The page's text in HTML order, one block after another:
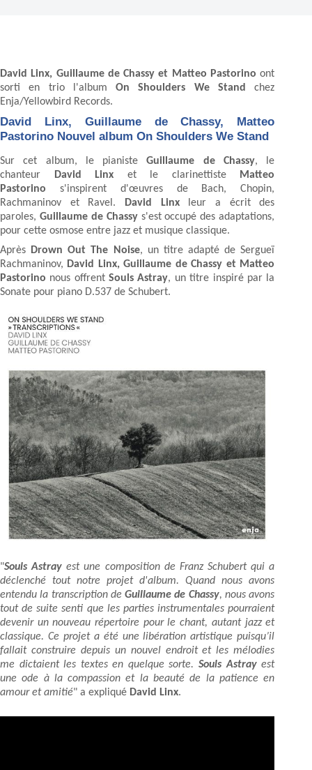
David Linx, Guillaume de Chassy et Matteo Pastorino ont
sorti en trio l'albumOn Shoulders We Stand
chez
Enja/Yellowbird Records.
David Linx, Guillaume de Chassy, Matteo
Pastorino Nouvel album On Shoulders We Stand
Sur cet album, le pianisteGuillaume de Chassy, le
chanteur
David Linx et le clarinettiste
Matteo
Pastorino s'inspirent d'œuvres de Bach, Chopin,
Rachmaninov et Ravel.
David Linxleur a écrit des
paroles, Guillaume de Chassys'est occupé des adaptations,
pour cette osmose entre jazz et musique classique.
Après
Drown Out The Noise, un titre adapté de Sergueï
Rachmaninov, David Linx, Guillaume de Chassy et Matteo
Pastorino nous offrentSouls Astray, un titre inspiré par la
Sonate pour piano D.537 de Schubert.
"Souls Astray est une composition de Franz Schubert qui a
déclenché tout notre projet d'album. Quand nous avons
entendu la transcription deGuillaume de Chassy, nous avons
tout de suite senti que les parties instrumentales pourraient
devenir un nouveau répertoire pour le chant, autant jazz et
classique. Ce projet a été une libération artistique puisqu’il
fallait construire depuis un nouvel endroit et les mélodies
me dictaient les textes en quelque sorte.Souls Astrayest
une ode à la compassion et la beauté de la patience en
amour et amitié" a expliqué David Linx.